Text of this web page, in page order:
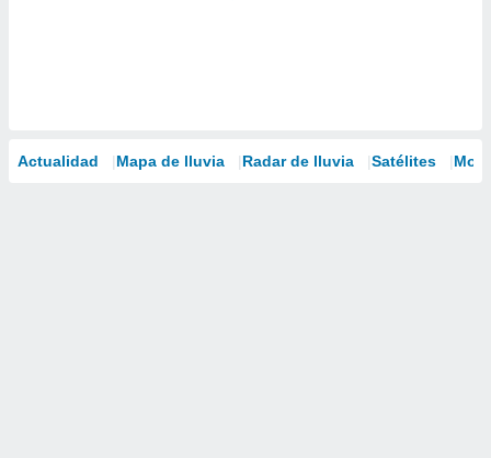
Actualidad Mapa de lluvia Radar de lluvia Satélites